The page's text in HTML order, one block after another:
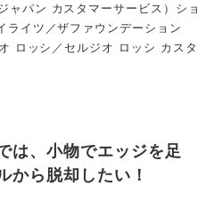
ャパン カスタマーサービス）ショ
イツ／ザファウンデーション
ロッシ／セルジオ ロッシ カスタ
は、小物でエッジを足
から脱却したい！